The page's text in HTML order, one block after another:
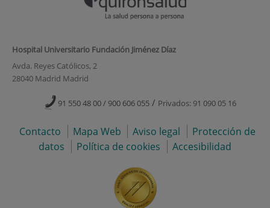
Hospital Universitario Fundación Jiménez Díaz
Avda. Reyes Católicos, 2
28040 Madrid Madrid
91 550 48 00 / 900 606 055 / Privados: 91 090 05 16
Contacto Mapa Web Aviso legal
Protección de
datos
Política de cookies Accesibilidad